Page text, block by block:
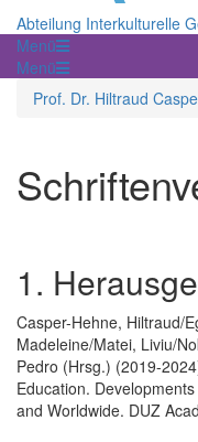
Abteilung Interkulturelle
Menü
Menü
Prof. Dr. Hiltraud
1.
Casper-Hehne, Hiltraud/
Madeleine/Matei, Liviu/
Pedro (Hrsg.) (2019-
Education.
and Worldwide. DUZ